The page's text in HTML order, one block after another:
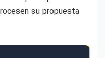
su propuesta